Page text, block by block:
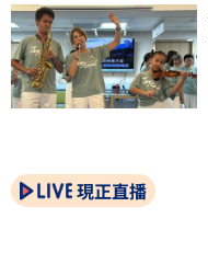
現正直播